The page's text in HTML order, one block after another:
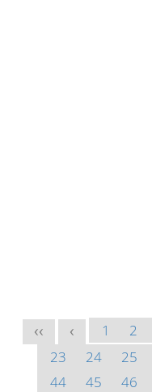
<< < 1 2
23
24 25
44
45 46